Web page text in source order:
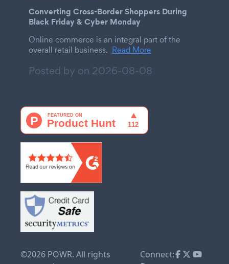
Converting Cross-Border Shoppers During
Black Friday & Cyber Monday
Online commerce is an integral part of the
overall retail business. Read More
Posted by on 2026-08-08
©2026 POWR. All rights
Connect: